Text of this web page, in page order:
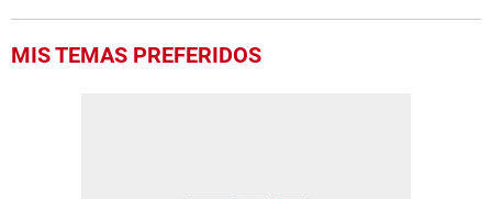
MIS TEMAS PREFERIDOS